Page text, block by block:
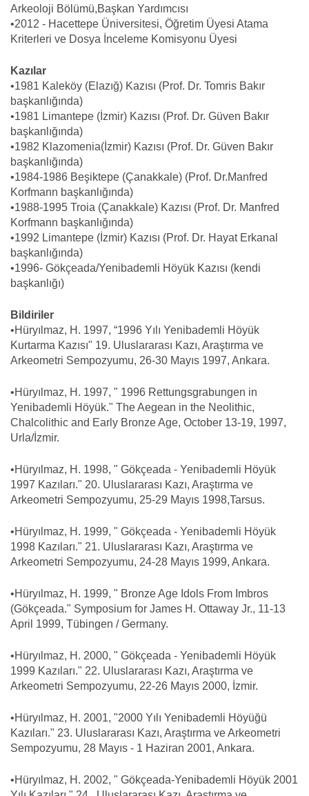
Arkeoloji Bölümü,Başkan Yardımcısı
•2012 - Hacettepe Üniversitesi, Öğretim Üyesi Atama
Kriterleri ve Dosya İnceleme Komisyonu Üyesi
Kazılar
•1981 Kaleköy (Elazığ) Kazısı (Prof. Dr. Tomris Bakır
başkanlığında)
•1981 Limantepe (İzmir) Kazısı (Prof. Dr. Güven Bakır
başkanlığında)
•1982 Klazomenia(İzmir) Kazısı (Prof. Dr. Güven Bakır
başkanlığında)
•1984-1986 Beşiktepe (Çanakkale) (Prof. Dr.Manfred
Korfmann başkanlığında)
•1988-1995 Troia (Çanakkale) Kazısı (Prof. Dr. Manfred
Korfmann başkanlığında)
•1992 Limantepe (İzmir) Kazısı (Prof. Dr. Hayat Erkanal
başkanlığında)
•1996- Gökçeada/Yenibademli Höyük Kazısı (kendi
başkanlığı)
Bildiriler
•Hüryılmaz, H. 1997, “1996 Yılı Yenibademli Höyük
Kurtarma Kazısı" 19. Uluslararası Kazı, Araştırma ve
Arkeometri Sempozyumu, 26-30 Mayıs 1997, Ankara.
•Hüryılmaz, H. 1997, " 1996 Rettungsgrabungen in
Yenibademli Höyük." The Aegean in the Neolithic,
Chalcolithic and Early Bronze Age, October 13-19, 1997,
Urla/İzmir.
•Hüryılmaz, H. 1998, " Gökçeada - Yenibademli Höyük
1997 Kazıları." 20. Uluslararası Kazı, Araştırma ve
Arkeometri Sempozyumu, 25-29 Mayıs 1998,Tarsus.
•Hüryılmaz, H. 1999, " Gökçeada - Yenibademli Höyük
1998 Kazıları." 21. Uluslararası Kazı, Araştırma ve
Arkeometri Sempozyumu, 24-28 Mayıs 1999, Ankara.
•Hüryılmaz, H. 1999, " Bronze Age Idols From Imbros
(Gökçeada." Symposium for James H. Ottaway Jr., 11-13
April 1999, Tübingen / Germany.
•Hüryılmaz, H. 2000, " Gökçeada - Yenibademli Höyük
1999 Kazıları." 22. Uluslararası Kazı, Araştırma ve
Arkeometri Sempozyumu, 22-26 Mayıs 2000, İzmir.
•Hüryılmaz, H. 2001, "2000 Yılı Yenibademli Höyüğü
Kazıları." 23. Uluslararası Kazı, Araştırma ve Arkeometri
Sempozyumu, 28 Mayıs - 1 Haziran 2001, Ankara.
•Hüryılmaz, H. 2002, " Gökçeada-Yenibademli Höyük 2001